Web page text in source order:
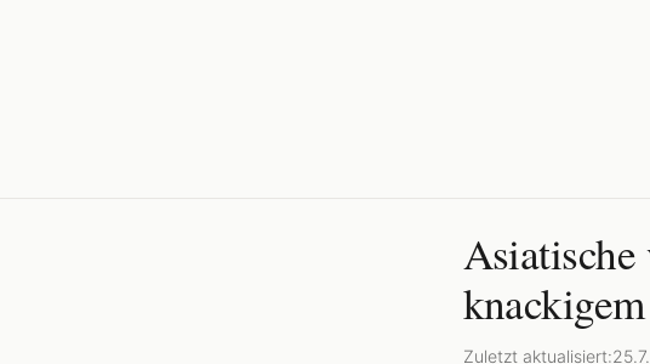
Asiatische
Zuletzt aktualisiert: